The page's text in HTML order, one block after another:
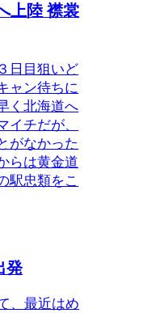
上陸 襟裳
日目狙いど
ャン待ちに
く北海道へ
イチだが、
がなかった
らは黄金道
駅忠類をこ
発
、最近はめ